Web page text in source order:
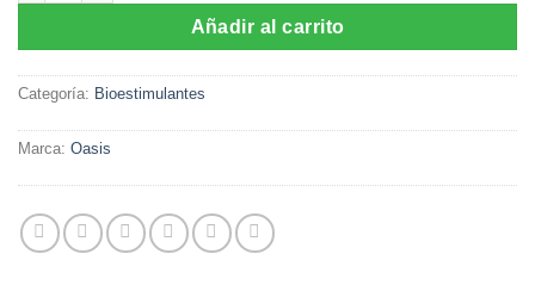
Añadir al carrito
Categoría: Bioestimulantes
Marca: Oasis